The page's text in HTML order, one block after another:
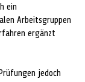
ein
Arbeitsgruppen
ergänzt
jedoch